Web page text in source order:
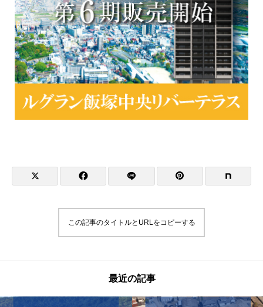
この記事のタイトルとURLをコピーする
最近の記事